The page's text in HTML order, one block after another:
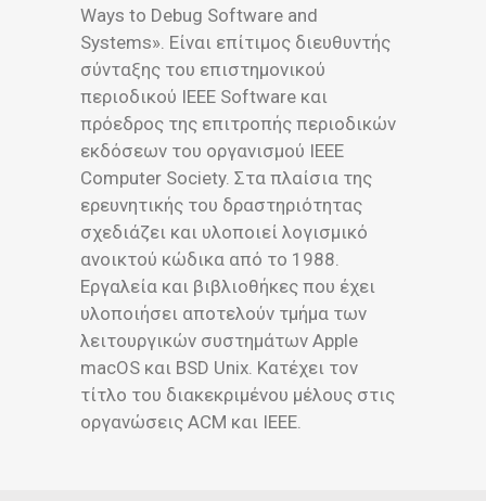
Ways to Debug Software and
Systems». Είναι επίτιμος διευθυντής
σύνταξης του επιστημονικού
περιοδικού IEEE Software και
πρόεδρος της επιτροπής περιοδικών
εκδόσεων του οργανισμού IEEE
Computer Society. Στα πλαίσια της
ερευνητικής του δραστηριότητας
σχεδιάζει και υλοποιεί λογισμικό
ανοικτού κώδικα από το 1988.
Εργαλεία και βιβλιοθήκες που έχει
υλοποιήσει αποτελούν τμήμα των
λειτουργικών συστημάτων Apple
macOS και BSD Unix. Κατέχει τον
τίτλο του διακεκριμένου μέλους στις
οργανώσεις ACM και IEEE.